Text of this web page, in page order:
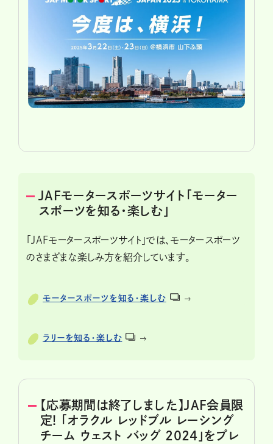
JAFモータースポーツサイト「モーター
スポーツを知る・楽しむ」
「JAFモータースポーツサイト」では、モータースポーツ
のさまざまな楽しみ方を紹介しています。
モータースポーツを知る・楽しむ
ラリーを知る・楽しむ
【応募期間は終了しました】JAF会員限
定! 「オラクル レッドブル レーシング
チーム ウェスト バッグ 2024」をプレ